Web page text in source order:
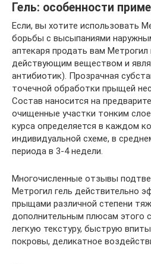
Гель: особенности
Если, вы хотите использовать
борьбы с высыпаниями
аптекаря продать вам Метрогил
действующим веществом и
антибиотик). Прозрачная
точечной обработки прыщей
Состав наносится на
очищенные участки тонким
курса определяется в каждом
индивидуальной схеме, в
периода в 3-4 недели.
Многочисленные отзывы
Метрогил гель действительно
прыщами различной степени
дополнительным плюсам этого
легкую текстуру, быструю
покровы, деликатное